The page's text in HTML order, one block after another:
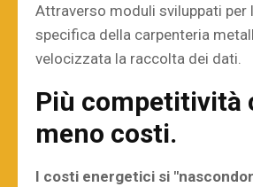
Attraverso moduli sviluppati per
specifica della carpenteria
velocizzata la raccolta dei dati.
Più competitività
meno costi.
I costi energetici si